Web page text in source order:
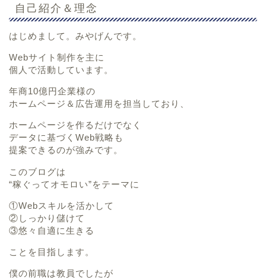
自己紹介＆理念
はじめまして。みやげんです。
Webサイト制作を主に
個人で活動しています。
年商10億円企業様の
ホームページ＆広告運用を担当しており、
ホームページを作るだけでなく
データに基づくWeb戦略も
提案できるのが強みです。
このブログは
“稼ぐってオモロい”をテーマに
①Webスキルを活かして
②しっかり儲けて
③悠々自適に生きる
ことを目指します。
僕の前職は教員でしたが